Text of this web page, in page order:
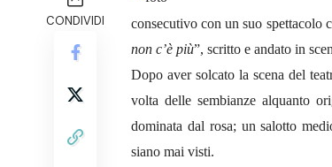
CONDIVIDI
consecutivo con un suo spettacolo
non c’è più”, scritto e andato in
Dopo aver solcato la scena del
volta delle sembianze alquanto
dominata dal rosa; un salotto
siano mai visti.